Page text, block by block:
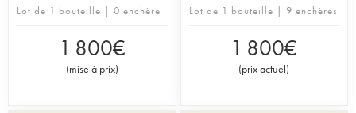
Lot de 1 bouteille | 0 enchère
1 800€
(mise à prix)
Lot de 1 bouteille | 9 enchères
1 800€
(prix actuel)